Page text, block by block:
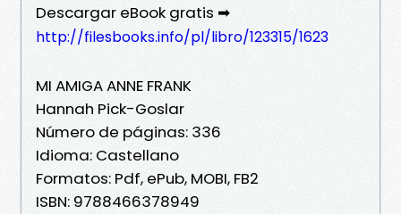
Descargar eBook gratis ➡
http://filesbooks.info/pl/libro/123315/1623
MI AMIGA ANNE FRANK
Hannah Pick-Goslar
Número de páginas: 336
Idioma: Castellano
Formatos: Pdf, ePub, MOBI, FB2
ISBN: 9788466378949